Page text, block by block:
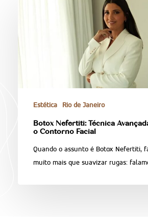
Estética Rio de Janeiro
Botox Nefertiti: Técnica
o Contorno Facial
Quando o assunto é Botox Nefertiti,
muito mais que suavizar rugas: